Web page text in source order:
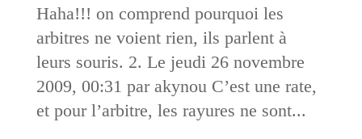
Haha!!! on comprend pourquoi les
arbitres ne voient rien, ils parlent à
leurs souris. 2. Le jeudi 26 novembre
2009, 00:31 par akynou C’est une rate,
et pour l’arbitre, les rayures ne sont...